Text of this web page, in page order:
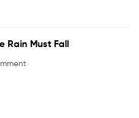
Rain Must Fall